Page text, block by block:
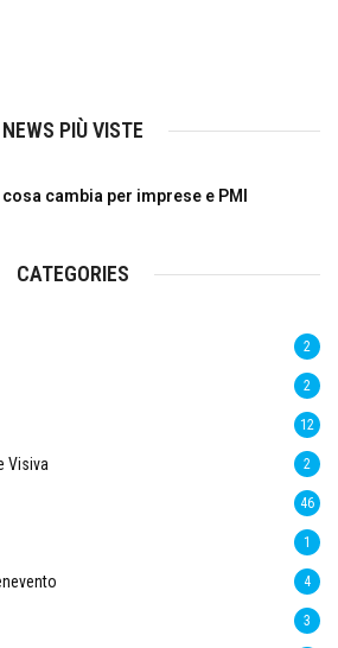
NEWS PIÙ VISTE
cambia per imprese e PMI
CATEGORIES
2
2
12
Visiva 2
46
1
4
3